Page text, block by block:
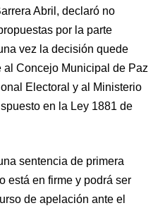
Abril, declaró no
por la parte
vez la decisión quede
Concejo Municipal de Paz
Electoral y al Ministerio
en la Ley 1881 de
sentencia de primera
está en firme y podrá ser
de apelación ante el